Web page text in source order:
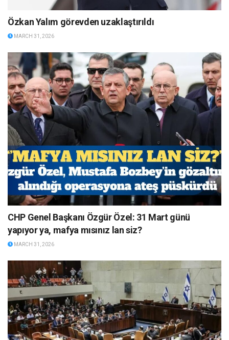
Özkan Yalım görevden uzaklaştırıldı
MARCH 31, 2026
CHP Genel Başkanı Özgür Özel: 31 Mart günü
yapıyor ya, mafya mısınız lan siz?
MARCH 31, 2026